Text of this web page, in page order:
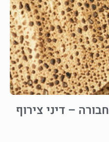
– דיני צירוף